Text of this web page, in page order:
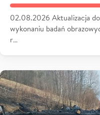
02.08.2026 Aktualizacja
wykonaniu badań
r…